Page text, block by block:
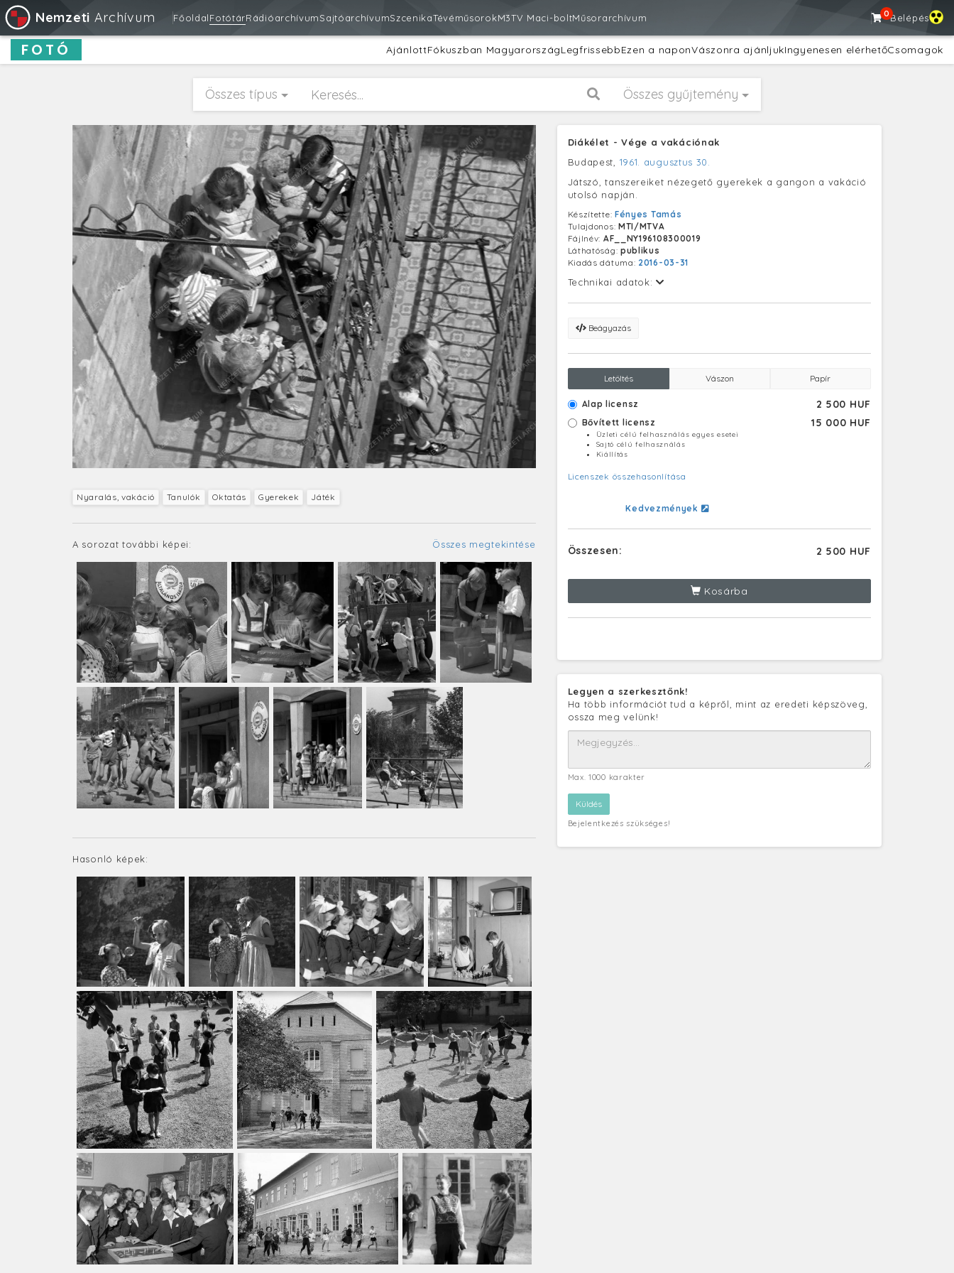
Nemzeti Archívum FőoldalFotótárRádióarchívumSajtóarchívumSzcenikaTévéműsorokM3TV Maci-boltMűsorarchívum 0Belépés
FOTÓ AjánlottFókuszban MagyarországLegfrissebbEzen a naponVászonra ajánljukIngyenesen elérhetőCsomagok
Összes típus Összes gyűjtemény
Nyaralás, vakáció Tanulók Oktatás Gyerekek Játék
A sorozat további képei: Összes megtekintése
Hasonló képek:
Diákélet - Vége a vakációnak
Budapest, 1961. augusztus 30.
Játszó, tanszereiket nézegető gyerekek a gangon a vakáció
utolsó napján.
Készítette: Fényes Tamás
Tulajdonos: MTI/MTVA
Fájlnév: AF__NY196108300019
Láthatóság: publikus
Kiadás dátuma: 2016-03-31
Technikai adatok:
Beágyazás
Letöltés Vászon Papír
Alap licensz 2 500 HUF
Bővített licensz 15 000 HUF
Üzleti célú felhasználás egyes esetei
Sajtó célú felhasználás
Kiállítás
Licenszek összehasonlítása
Kedvezmények
Összesen: 2 500 HUF
Kosárba
Legyen a szerkesztőnk!
Ha több információt tud a képről, mint az eredeti képszöveg,
ossza meg velünk!
Max. 1000 karakter
Bejelentkezés szükséges!